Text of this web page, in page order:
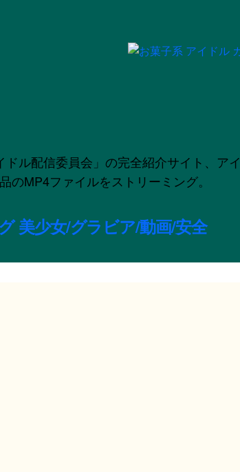
ル配信委員会」の完全紹介サイト、
MP4ファイルをストリーミング。
美少女/グラビア/動画/安全